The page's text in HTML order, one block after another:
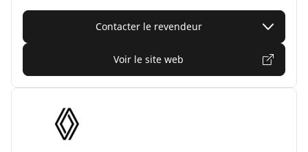
Contacter le revendeur
Voir le site web